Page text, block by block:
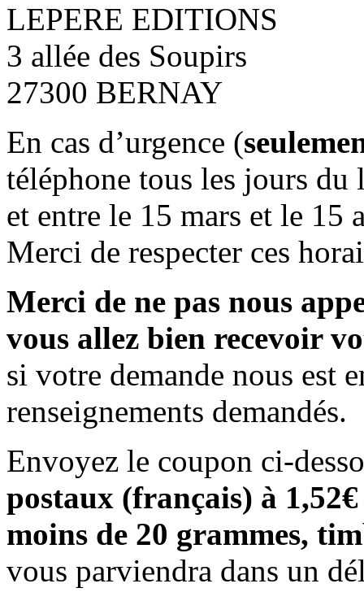
LEPERE EDITIONS
3 allée des Soupirs
27300 BERNAY
En cas d’urgence (
téléphone tous les jours
et entre le 15 mars et le 15
Merci de respecter ces
Merci de ne pas nous
vous allez bien recevoir
si votre demande nous est
renseignements demandés.
Envoyez le coupon ci-
postaux (français) à
moins de 20 grammes,
vous parviendra dans un